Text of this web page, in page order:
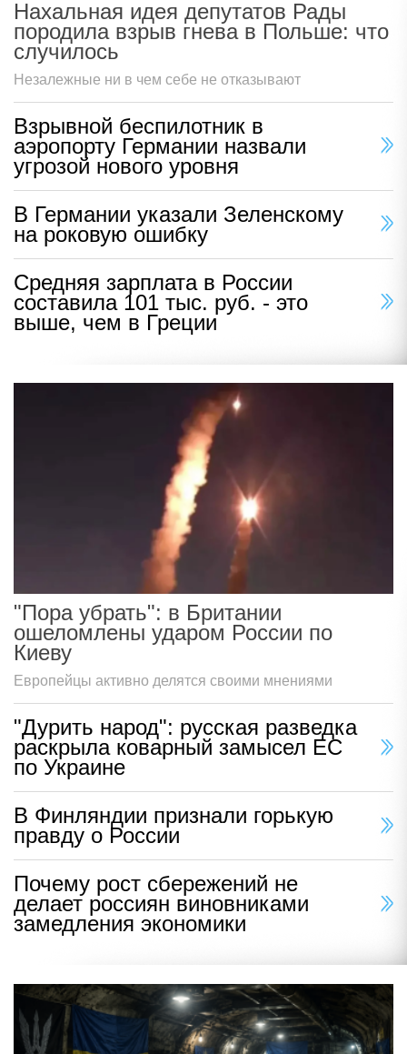
Нахальная идея депутатов Рады
породила взрыв гнева в Польше: что
случилось
Незалежные ни в чем себе не отказывают
Взрывной беспилотник в
аэропорту Германии назвали
угрозой нового уровня
В Германии указали Зеленскому
на роковую ошибку
Средняя зарплата в России
составила 101 тыс. руб. - это
выше, чем в Греции
"Пора убрать": в Британии
ошеломлены ударом России по
Киеву
Европейцы активно делятся своими мнениями
"Дурить народ": русская разведка
раскрыла коварный замысел ЕС
по Украине
В Финляндии признали горькую
правду о России
Почему рост сбережений не
делает россиян виновниками
замедления экономики